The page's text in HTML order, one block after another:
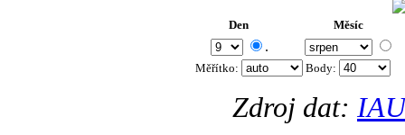
Den Měsíc
.
Měřítko: Body:
Zdroj dat: